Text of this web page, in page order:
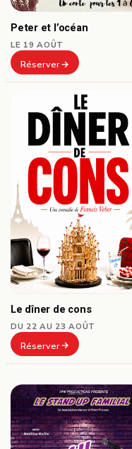
Peter et l’océan
LE 19 AOÛT
Réserver
Le dîner de cons
DU 22 AU 23 AOÛT
Réserver